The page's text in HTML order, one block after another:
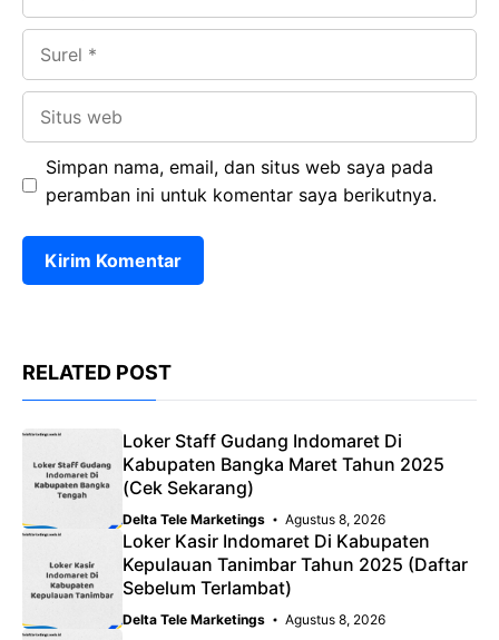
Simpan nama, email, dan situs web saya pada
peramban ini untuk komentar saya berikutnya.
RELATED POST
Loker Staff Gudang Indomaret Di
Kabupaten Bangka Maret Tahun 2025
(Cek Sekarang)
Delta Tele Marketings Agustus 8, 2026
Loker Kasir Indomaret Di Kabupaten
Kepulauan Tanimbar Tahun 2025 (Daftar
Sebelum Terlambat)
Delta Tele Marketings Agustus 8, 2026